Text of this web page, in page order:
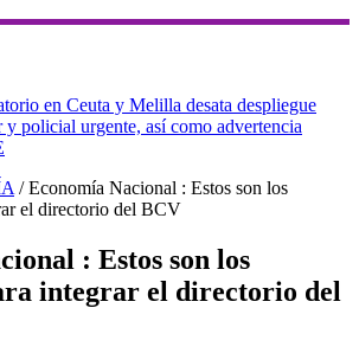
en Ceuta y Melilla desata despliegue
policial urgente, así como advertencia
/ Economía Nacional : Estos son los
el directorio del BCV
: Estos son los
integrar el directorio del